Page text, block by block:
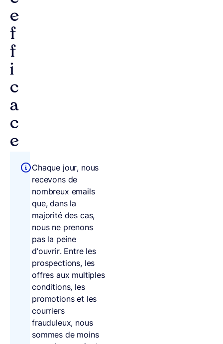
e
f
f
i
c
a
c
e
Chaque jour, nous
recevons de
nombreux emails
que, dans la
majorité des cas,
nous ne prenons
pas la peine
d’ouvrir. Entre les
prospections, les
offres aux multiples
conditions, les
promotions et les
courriers
frauduleux, nous
sommes de moins